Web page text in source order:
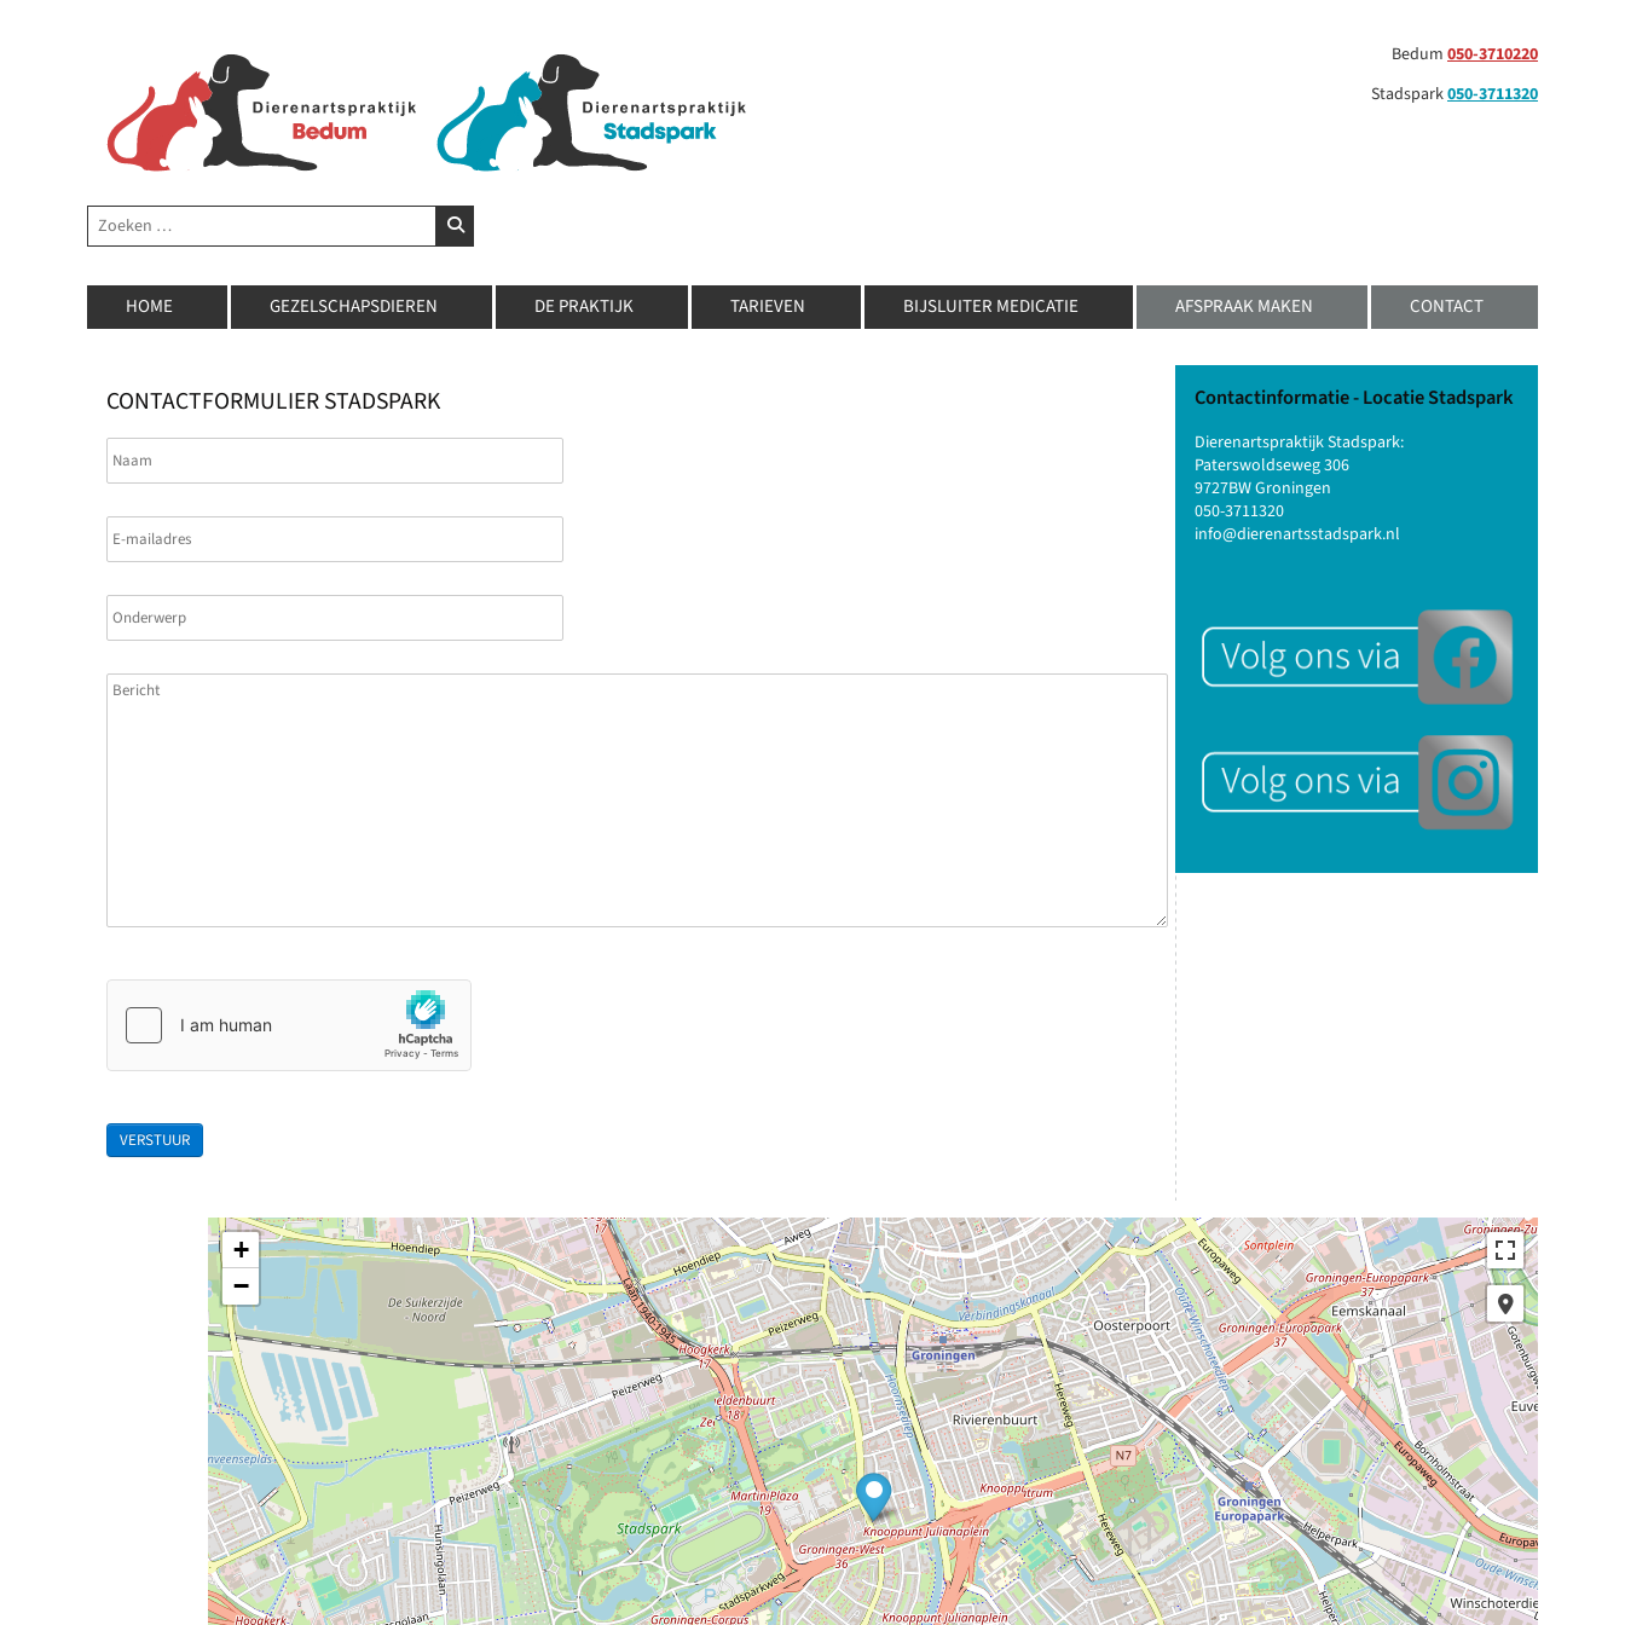
Bedum 050-3710220
Stadspark050-3711320
Zoeken ZOEKEN
HOME GEZELSCHAPSDIEREN DE PRAKTIJK TARIEVEN BIJSLUITER MEDICATIE AFSPRAAK MAKEN CONTACT
CONTACTFORMULIER STADSPARK
VERSTUUR
Contactinformatie - Locatie Stadspark
Dierenartspraktijk Stadspark:
Paterswoldseweg 306
9727BW Groningen
050-3711320
info@dierenartsstadspark.nl
+
−